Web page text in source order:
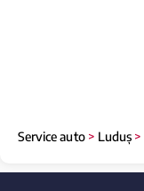
Service auto> Luduș >